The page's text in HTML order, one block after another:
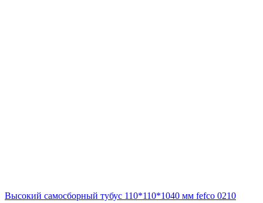
Высокий самосборный тубус 110*110*1040 мм fefco 0210